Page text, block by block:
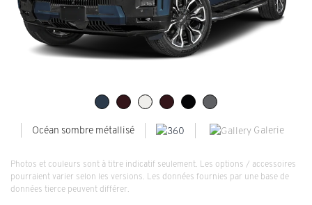
Océan sombre métallisé Galerie
Photos et couleurs sont à titre indicatif seulement. Les options / accessoires
pourraient varier selon les versions. Les données fournies par une base de
données tierce peuvent différer.